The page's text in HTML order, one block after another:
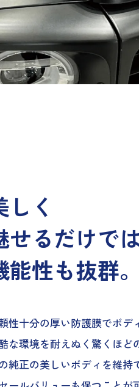
しく
せるだけでは
能性も抜群。
性十分の厚い防護膜でボデ
な環境を耐えぬく驚くほど
純正の美しいボディを維持